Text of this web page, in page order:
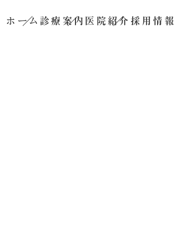
ホーム診療案内 医院紹介 採用情報